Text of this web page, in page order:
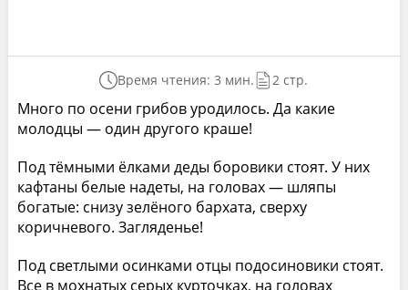
Время чтения: 3 мин. 2 стр.
Много по осени грибов уродилось. Да какие
молодцы — один другого краше!
Под тёмными ёлками деды боровики стоят. У них
кафтаны белые надеты, на головах — шляпы
богатые: снизу зелёного бархата, сверху
коричневого. Загляденье!
Под светлыми осинками отцы подосиновики стоят.
Все в мохнатых серых курточках, на головах